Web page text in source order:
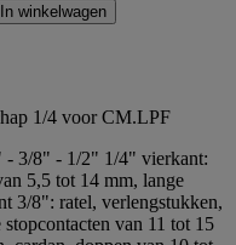
In winkelwagen
1/4 voor CM.LPF
- 3/8" - 1/2" 1/4" vierkant:
5,5 tot 14 mm, lange
3/8": ratel, verlengstukken,
van 11 tot 15